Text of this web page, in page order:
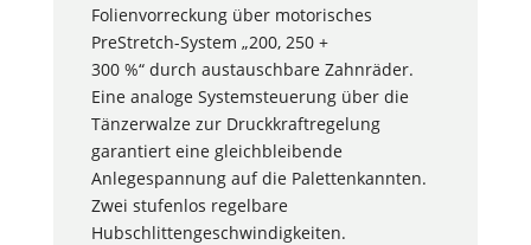
Folienvorreckung über motorisches
PreStretch-System „200, 250 +
300 %“ durch austauschbare Zahnräder.
Eine analoge Systemsteuerung über die
Tänzerwalze zur Druckkraftregelung
garantiert eine gleichbleibende
Anlegespannung auf die Palettenkannten.
Zwei stufenlos regelbare
Hubschlittengeschwindigkeiten.